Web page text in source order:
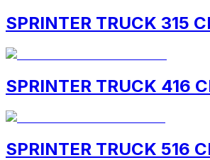
SPRINTER TRUCK 315
SPRINTER TRUCK 416
SPRINTER TRUCK 516